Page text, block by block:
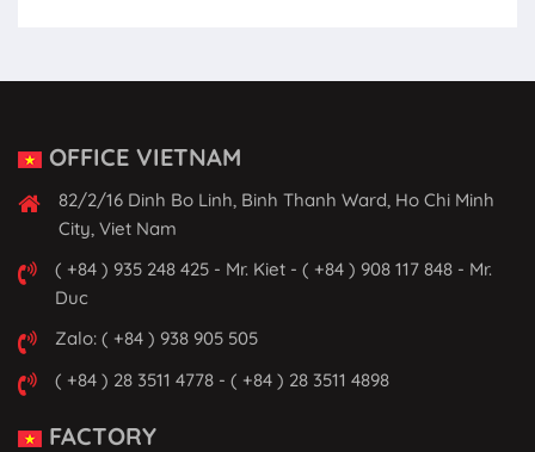
OFFICE VIETNAM
82/2/16 Dinh Bo Linh, Binh Thanh Ward, Ho Chi Minh
City, Viet Nam
( +84 ) 935 248 425 - Mr. Kiet - ( +84 ) 908 117 848 - Mr.
Duc
Zalo: ( +84 ) 938 905 505
( +84 ) 28 3511 4778 - ( +84 ) 28 3511 4898
FACTORY